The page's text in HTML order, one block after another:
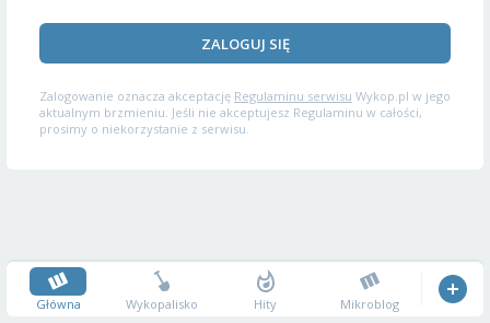
ZALOGUJ SIĘ
Zalogowanie oznacza akceptację Regulaminu serwisu Wykop.pl w jego
aktualnym brzmieniu. Jeśli nie akceptujesz Regulaminu w całości,
prosimy o niekorzystanie z serwisu.
Główna Wykopalisko Hity Mikroblog